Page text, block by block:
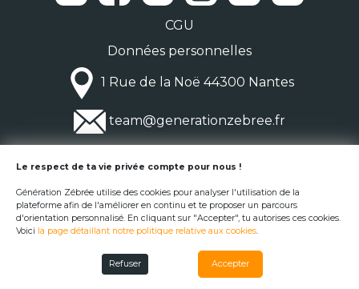
CGU
Données personnelles
1 Rue de la Noë 44300 Nantes
team@generationzebree.fr
© Génération Zébrée 2026
Le respect de ta vie privée compte pour nous !
Génération Zébrée utilise des cookies pour analyser l'utilisation de la
plateforme afin de l'améliorer en continu et te proposer un parcours
d'orientation personnalisé. En cliquant sur "Accepter", tu autorises ces cookies.
Voici la page détaillant notre politique relative aux cookies.
Refuser Accepter